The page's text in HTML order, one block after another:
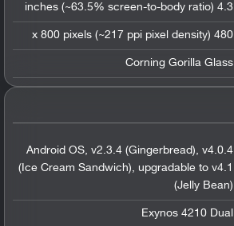
4.3 inches (~63.5% screen-to-body ratio)
480 x 800 pixels (~217 ppi pixel density)
Corning Gorilla Glass
Android OS, v2.3.4 (Gingerbread), v4.0.4
(Ice Cream Sandwich), upgradable to v4.1
(Jelly Bean)
Exynos 4210 Dual